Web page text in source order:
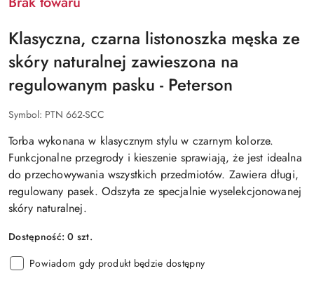
Klasyczna, czarna listonoszka męska ze
skóry naturalnej zawieszona na
regulowanym pasku - Peterson
Symbol: PTN 662-SCC
Torba wykonana w klasycznym stylu w czarnym kolorze.
Funkcjonalne przegrody i kieszenie sprawiają, że jest idealna
do przechowywania wszystkich przedmiotów. Zawiera długi,
regulowany pasek. Odszyta ze specjalnie wyselekcjonowanej
skóry naturalnej.
Dostępność:0 szt.
Powiadom gdy produkt będzie dostępny